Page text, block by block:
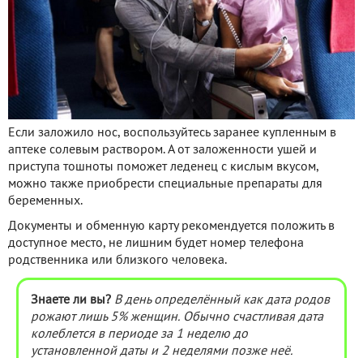
Если заложило нос, воспользуйтесь заранее купленным в
аптеке солевым раствором. А от заложенности ушей и
приступа тошноты поможет леденец с кислым вкусом,
можно также приобрести специальные препараты для
беременных.
Документы и обменную карту рекомендуется положить в
доступное место, не лишним будет номер телефона
родственника или близкого человека.
Знаете ли вы? В день определённый как дата родов
рожают лишь 5% женщин. Обычно счастливая дата
колеблется в периоде за 1 неделю до
установленной даты и 2 неделями позже неё.